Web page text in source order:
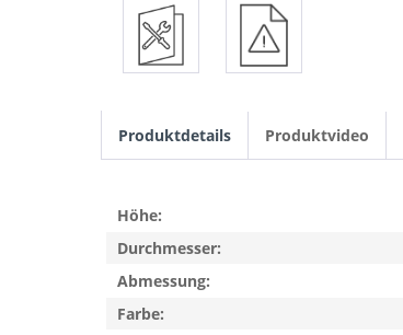
Produktdetails Produktvideo
Höhe:
Durchmesser:
Abmessung:
Farbe: